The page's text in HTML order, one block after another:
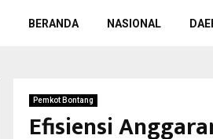
BERANDA NASIONAL
Pemkot Bontang
Efisiensi